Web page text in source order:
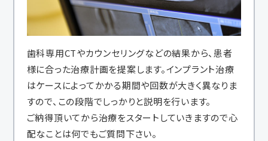
歯科専用CTやカウンセリングなどの結果から、患者
様に合った治療計画を提案します。インプラント治療
はケースによってかかる期間や回数が大きく異なりま
すので、この段階でしっかりと説明を行います。
ご納得頂いてから治療をスタートしていきますので心
配なことは何でもご質問下さい。